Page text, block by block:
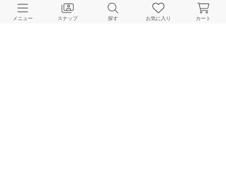
CUSTOMER SERVICE
メニュー スナップ 探す お気に入り カート